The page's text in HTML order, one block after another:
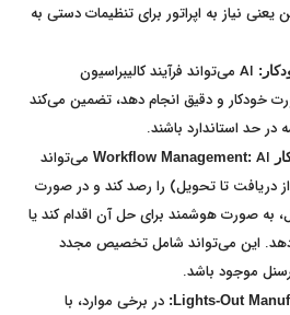
نیاز به اپراتور برای تنظیمات دستی به
AI می‌تواند فرآیند کالیبراسیون
خودکار و دقیق انجام دهد، تضمین می‌کند
حد استاندارد باشند.
Workflow Management: AI می‌تواند
دریافت تا تحویل) را رصد کند و در صورت
به صورت هوشمند برای حل آن اقدام کند یا
این می‌تواند شامل تخصیص مجدد
موجود باشد.
Lights-Out
در برخی موارد، با